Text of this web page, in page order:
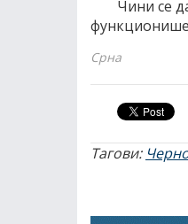
Чини се
Срна
Тагови: